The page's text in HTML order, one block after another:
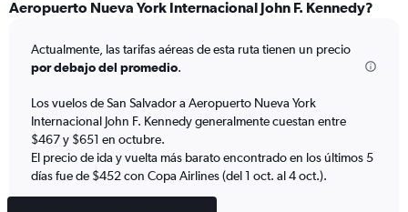
The
chart
1
Y
axis
displaying
Number
Aeropuerto Nueva York Internacional John F. Kennedy?
Actualmente, las tarifas aéreas de esta ruta tienen un precio
por debajo del promedio.
Los vuelos de San Salvador a Aeropuerto Nueva York
Internacional John F. Kennedy generalmente cuestan entre
$467 y $651 en octubre.
El precio de ida y vuelta más barato encontrado en los últimos 5
días fue de $452 con Copa Airlines (del 1 oct. al 4 oct.).